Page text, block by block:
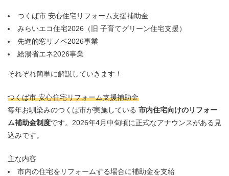
つくば市 安心住宅リフォーム支援補助金
みらいエコ住宅2026（旧 子育てグリーン住宅支援）
先進的窓リノベ2026事業
給湯省エネ2026事業
それぞれ簡単に解説していきます！
つくば市 安心住宅リフォーム支援補助金
毎年お馴染みのつくば市が実施している 市内住宅向けのリフォー
ム補助金制度です。2026年4月中旬頃に正式なアナウンスがある見
込みです。
主な内容
市内の住宅をリフォームする場合に補助金を支給